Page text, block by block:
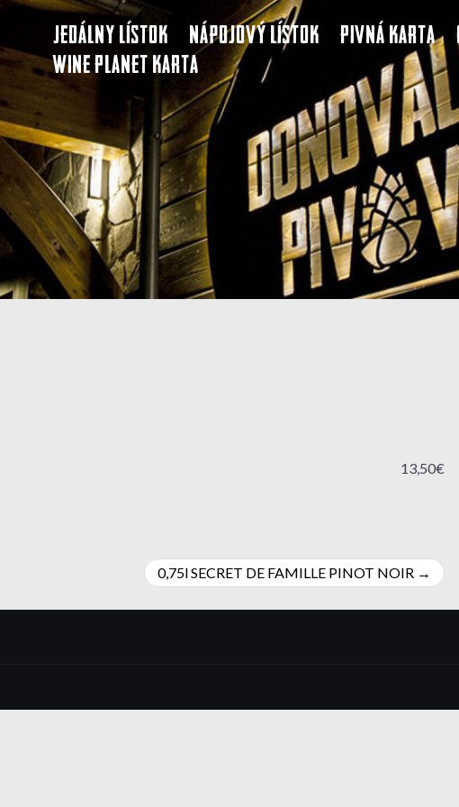
Jedálny lístok Nápojový lístok Pivná karta
Wine Planet karta
13,50€
0,75l SECRET DE FAMILLE PINOT NOIR